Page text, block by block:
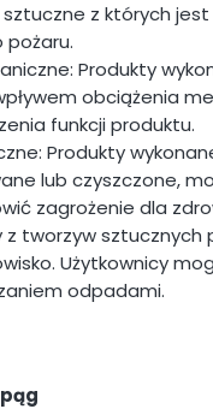
sztuczne z których
pożaru.
Produkty
obciążenia
funkcji produktu.
Produkty
lub czyszczone,
zagrożenie dla
z tworzyw
Użytkownicy
odpadami.